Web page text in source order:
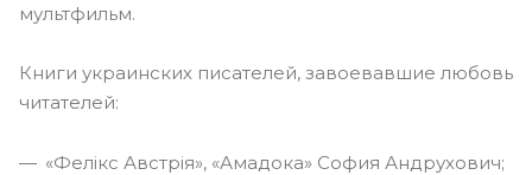
мультфильм.
Книги украинских писателей, завоевавшие любовь
читателей:
«Фелікс Австрія», «Амадока» София Андрухович;